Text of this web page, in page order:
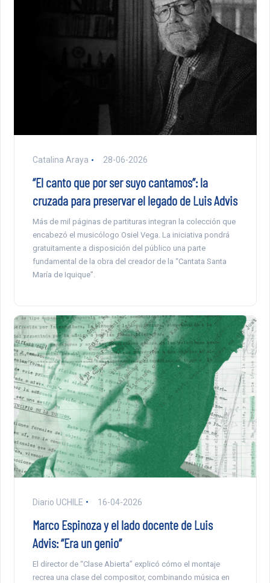
Catalina Araya 28-06-2026
“El canto que por ser suyo cantamos”: la
cruzada para preservar el legado de Luis Advis
Más de mil páginas de partituras integran la colección que
encabezó el musicólogo Osiel Vega. La iniciativa pondrá
gratuitamente a disposición del público una parte
fundamental de la obra del creador de la “Cantata Santa
María de Iquique”.
Diario UCHILE 16-04-2026
Marco Espinoza y el lado docente de Luis
Advis: “Era un genio”
El director de “Clase Abierta” explicó cómo el montaje
recrea una clase del compositor, combinando música en